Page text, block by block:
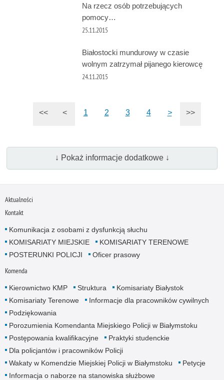
Na rzecz osób potrzebujących
pomocy…
25.11.2015
Białostocki mundurowy w czasie
wolnym zatrzymał pijanego kierowcę
24.11.2015
<< < 1 2 3 4 > >>
↓ Pokaż informacje dodatkowe ↓
Aktualności
Kontakt
Komunikacja z osobami z dysfunkcją słuchu
KOMISARIATY MIEJSKIE
KOMISARIATY TERENOWE
POSTERUNKI POLICJI
Oficer prasowy
Komenda
Kierownictwo KMP Struktura
Komisariaty Białystok
Komisariaty Terenowe
Informacje dla pracowników cywilnych
Podziękowania
Porozumienia Komendanta Miejskiego Policji w Białymstoku
Postępowania kwalifikacyjne
Praktyki studenckie
Dla policjantów i pracowników Policji
Wakaty w Komendzie Miejskiej Policji w Białymstoku
Petycje
Informacja o naborze na stanowiska służbowe